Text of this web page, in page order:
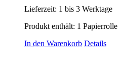
Lieferzeit: 1 bis 3 Werktage
Produkt enthält: 1 Papierrolle
In den Warenkorb Details